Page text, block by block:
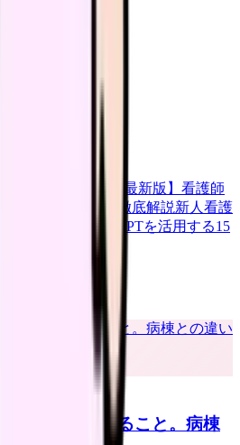
すい場面
めておきたい条件
う場合
グTOP5【2026年最新版】 看護師
度の最新情報を徹底解説新人看護
】
看護師がChatGPTを活用する15
る前に確認すること。病棟